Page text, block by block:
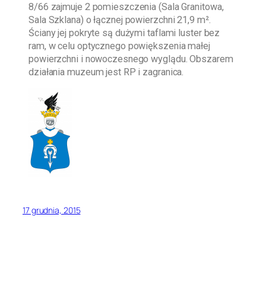
8/66 zajmuje 2 pomieszczenia (Sala Granitowa,
Sala Szklana) o łącznej powierzchni 21,9 m².
Ściany jej pokryte są dużymi taflami luster bez
ram, w celu optycznego powiększenia małej
powierzchni i nowoczesnego wyglądu. Obszarem
działania muzeum jest RP i zagranica.
17 grudnia, 2015